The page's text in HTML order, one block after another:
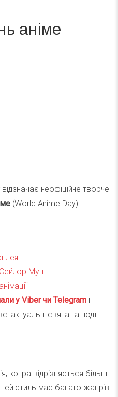
аніме
неофіційне творче
(World Anime Day).
Мун
у Viber чи Telegram і
актуальні свята та події
котра відрізняється більш
стиль має багато жанрів.